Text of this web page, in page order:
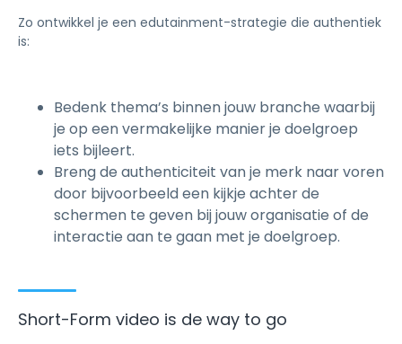
Zo ontwikkel je een edutainment-strategie die authentiek
is:
Bedenk thema’s binnen jouw branche waarbij
je op een vermakelijke manier je doelgroep
iets bijleert.
Breng de authenticiteit van je merk naar voren
door bijvoorbeeld een kijkje achter de
schermen te geven bij jouw organisatie of de
interactie aan te gaan met je doelgroep.
Short-Form video is de way to go